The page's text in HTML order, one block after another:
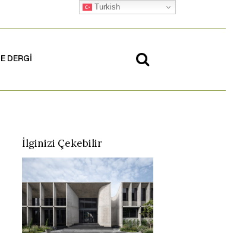
E DERGİ
İlginizi Çekebilir
Turkish